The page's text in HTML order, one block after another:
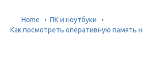
Home
ПК и ноутбуки
Как посмотреть оперативную память